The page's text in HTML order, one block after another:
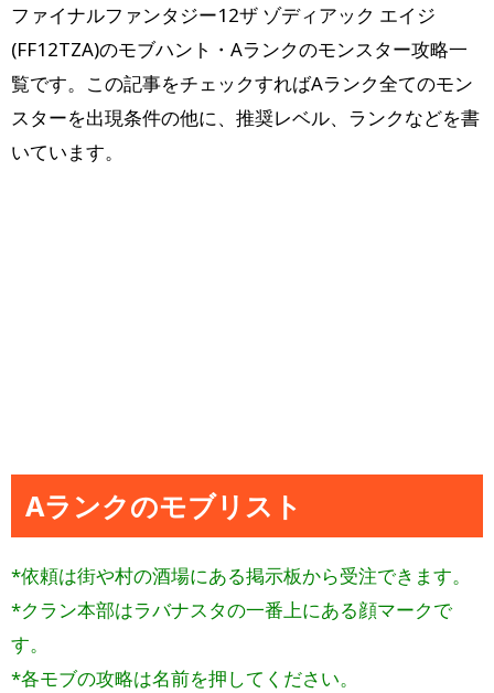
ファイナルファンタジー12ザ ゾディアック エイジ
(FF12TZA)のモブハント・Aランクのモンスター攻略一
覧です。この記事をチェックすればAランク全てのモン
スターを出現条件の他に、推奨レベル、ランクなどを書
いています。
Aランクのモブリスト
*依頼は街や村の酒場にある掲示板から受注できます。
*クラン本部はラバナスタの一番上にある顔マークで
す。
*各モブの攻略は名前を押してください。